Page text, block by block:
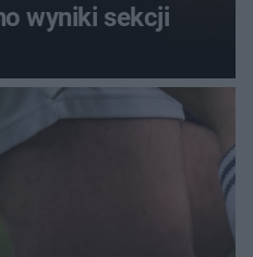
wyniki sekcji